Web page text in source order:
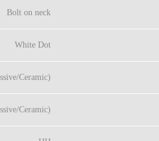
Bolt on neck
White Dot
Ceramic)
Ceramic)